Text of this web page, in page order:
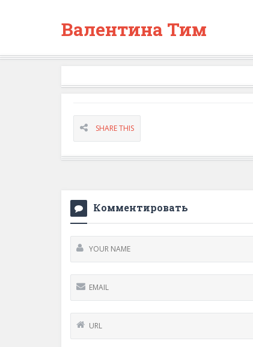
Валентина Тим
SHARE THIS
Комментировать